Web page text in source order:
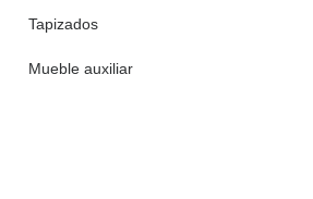
Tapizados
Mueble auxiliar